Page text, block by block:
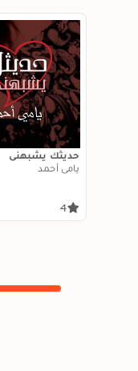
حديثك يشبهني
يامي أحمد
4